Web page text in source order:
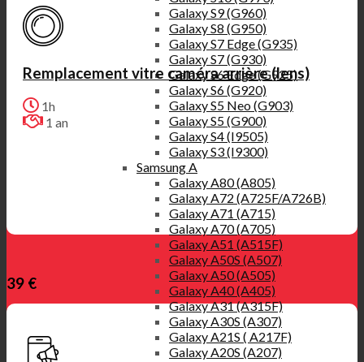
Galaxy S9 (G960)
Galaxy S8 (G950)
Galaxy S7 Edge (G935)
Galaxy S7 (G930)
Galaxy S6 Edge (G925)
Galaxy S6 (G920)
Galaxy S5 Neo (G903)
Galaxy S5 (G900)
Galaxy S4 (I9505)
Galaxy S3 (I9300)
Samsung A
Galaxy A80 (A805)
Galaxy A72 (A725F/A726B)
Galaxy A71 (A715)
Galaxy A70 (A705)
Galaxy A51 (A515F)
Galaxy A50S (A507)
Galaxy A50 (A505)
Galaxy A40 (A405)
Galaxy A31 (A315F)
Galaxy A30S (A307)
Galaxy A21S ( A217F)
Galaxy A20S (A207)
Remplacement vitre caméra arrière (lens)
1h
1 an
39 €